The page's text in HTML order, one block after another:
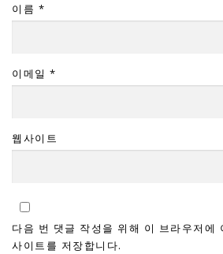
이름 *
이메일 *
웹사이트
다음 번 댓글 작성을 위해 이 브라우저에
사이트를 저장합니다.